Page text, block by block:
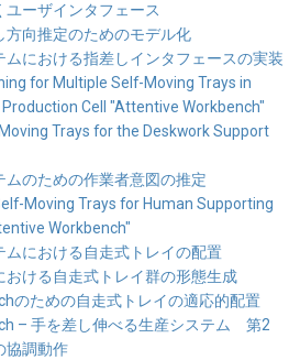
ーザインタフェース
方向推定のためのモデル化
ムにおける指差しインタフェースの実装
for Multiple Self-Moving Trays in
Cell "Attentive Workbench"
Trays for the Deskwork Support
ムのための作業者意図の推定
Moving Trays for Human Supporting
Workbench"
ムにおける自走式トレイの配置
おける自走式トレイ群の形態生成
のための自走式トレイの適応的配置
– 手を差し伸べる生産システム 第2
協調動作